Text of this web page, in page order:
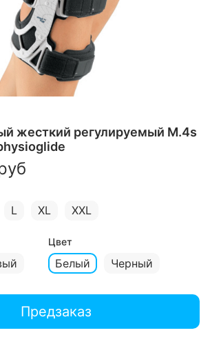
жесткий регулируемый M.4s
L XL XXL
Цвет
Белый Черный
Предзаказ